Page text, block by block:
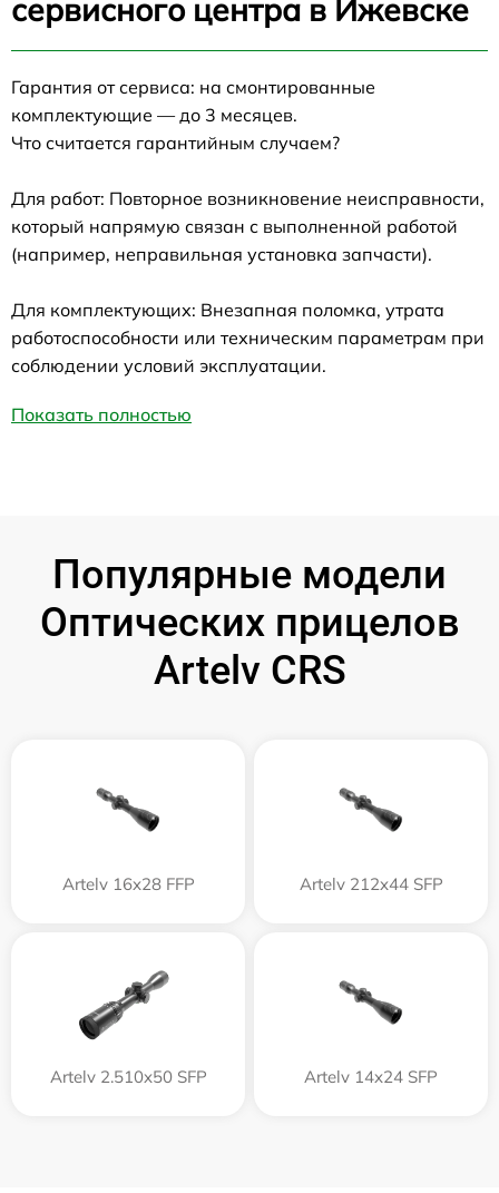
сервисного центра в Ижевске
Гарантия от сервиса: на смонтированные
комплектующие — до 3 месяцев.
Что считается гарантийным случаем?
Для работ: Повторное возникновение неисправности,
который напрямую связан с выполненной работой
(например, неправильная установка запчасти).
Для комплектующих: Внезапная поломка, утрата
работоспособности или техническим параметрам при
соблюдении условий эксплуатации.
Показать полностью
Популярные модели
Оптических прицелов
Artelv CRS
Artelv 16x28 FFP Artelv 212x44 SFP
Artelv 2.510x50 SFP Artelv 14x24 SFP